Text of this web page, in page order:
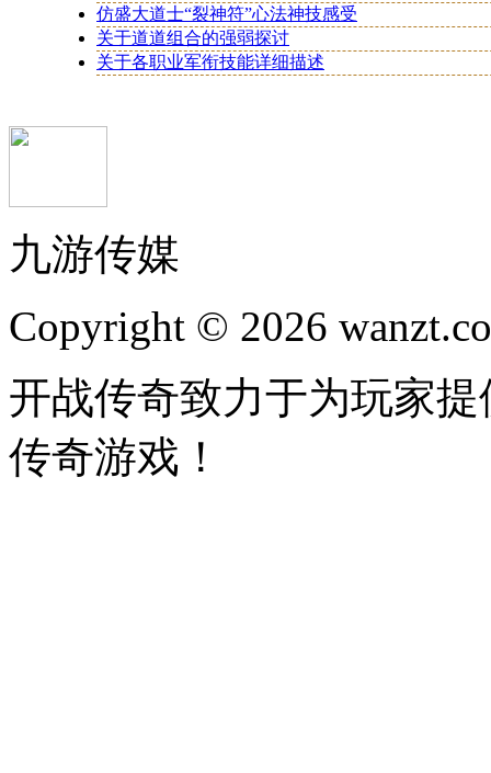
仿盛大道士“裂神符”心法神技感受
关于道道组合的强弱探讨
关于各职业军衔技能详细描述
九游传媒
Copyright © 2026
开战传奇致力于为玩家
传奇游戏！